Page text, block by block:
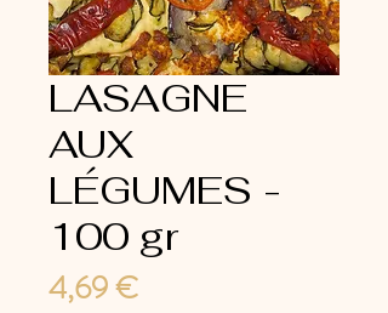
LASAGNE
AUX
LÉGUMES -
100 gr
4,69 €Prix